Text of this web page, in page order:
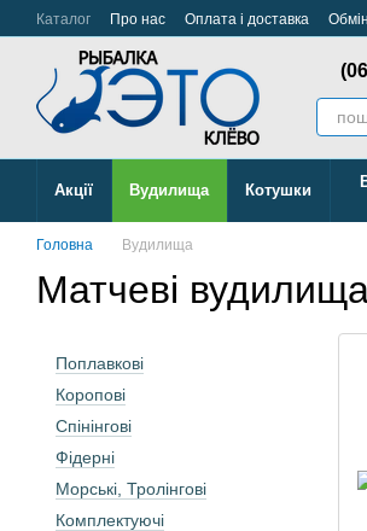
Перейти до основного контенту
Каталог Про нас Оплата і доставка
Відстежити Замовлення
Акції Вудилища Котушки
Головна Вудилища
Матчеві
Поплавкові
Коропові
Спінінгові
Фідерні
Морські, Тролінгові
Комплектуючі